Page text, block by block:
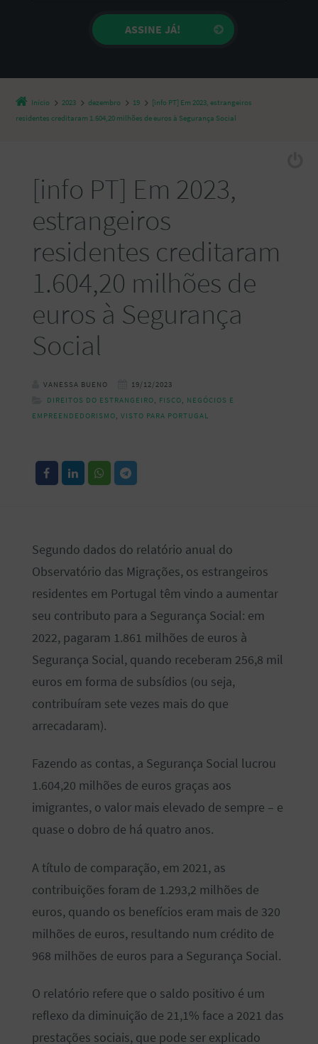
Início 2023 dezembro 19
[info PT] Em 2023, estrangeiros
residentes creditaram 1.604,20 milhões de euros à Segurança Social
[info PT] Em 2023,
estrangeiros
residentes creditaram
1.604,20 milhões de
euros à Segurança
Social
VANESSA BUENO
19/12/2023
DIREITOS DO ESTRANGEIRO, FISCO, NEGÓCIOS E
EMPREENDEDORISMO, VISTO PARA PORTUGAL
Segundo dados do relatório anual do
Observatório das Migrações, os estrangeiros
residentes em Portugal têm vindo a aumentar
seu contributo para a Segurança Social: em
2022, pagaram 1.861 milhões de euros à
Segurança Social, quando receberam 256,8 mil
euros em forma de subsídios (ou seja,
contribuíram sete vezes mais do que
arrecadaram).
Fazendo as contas, a Segurança Social lucrou
1.604,20 milhões de euros graças aos
imigrantes, o valor mais elevado de sempre – e
quase o dobro de há quatro anos.
A título de comparação, em 2021, as
contribuições foram de 1.293,2 milhões de
euros, quando os benefícios eram mais de 320
milhões de euros, resultando num crédito de
968 milhões de euros para a Segurança Social.
O relatório refere que o saldo positivo é um
reflexo da diminuição de 21,1% face a 2021 das
prestações sociais, que pode ser explicado